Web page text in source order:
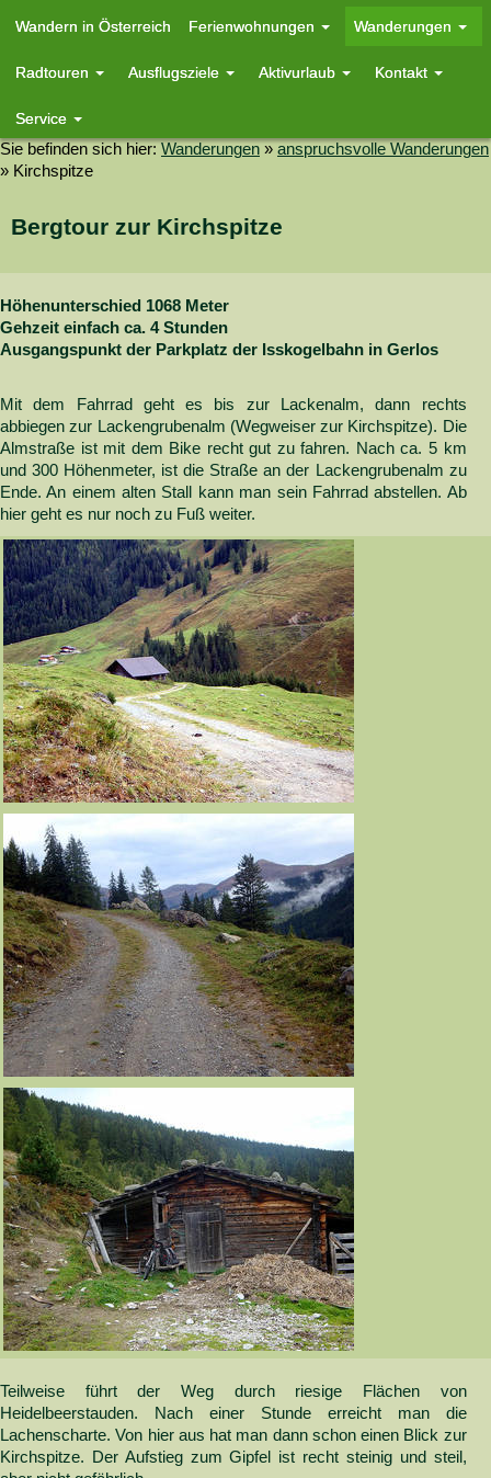
Wandern in Österreich Ferienwohnungen Wanderungen
Radtouren Ausflugsziele Aktivurlaub Kontakt
Service
Sie befinden sich hier: Wanderungen » anspruchsvolle Wanderungen
» Kirchspitze
Bergtour zur Kirchspitze
Höhenunterschied 1068 Meter
Gehzeit einfach ca. 4 Stunden
Ausgangspunkt der Parkplatz der Isskogelbahn in Gerlos
Mit dem Fahrrad geht es bis zur Lackenalm, dann rechts
abbiegen zur Lackengrubenalm (Wegweiser zur Kirchspitze). Die
Almstraße ist mit dem Bike recht gut zu fahren. Nach ca. 5 km
und 300 Höhenmeter, ist die Straße an der Lackengrubenalm zu
Ende. An einem alten Stall kann man sein Fahrrad abstellen. Ab
hier geht es nur noch zu Fuß weiter.
Teilweise führt der Weg durch riesige Flächen von
Heidelbeerstauden. Nach einer Stunde erreicht man die
Lachenscharte. Von hier aus hat man dann schon einen Blick zur
Kirchspitze. Der Aufstieg zum Gipfel ist recht steinig und steil,